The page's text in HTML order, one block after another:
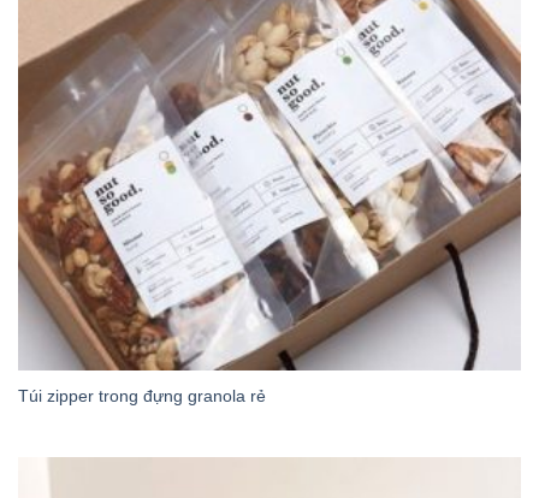
Túi zipper trong đựng granola rẻ